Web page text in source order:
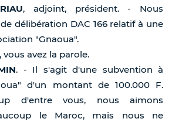
, adjoint, président. - Nous
délibération DAC 166 relatif à une
"Gnaoua".
vous avez la parole.
. - Il s'agit d'une subvention à
d'un montant de 100.000 F.
d'entre vous, nous aimons
le Maroc, mais nous ne